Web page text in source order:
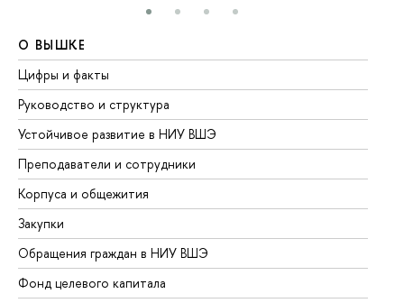
О ВЫШКЕ
Цифры и факты
Руководство и структура
Устойчивое развитие в НИУ ВШЭ
Преподаватели и сотрудники
Корпуса и общежития
Закупки
Обращения граждан в НИУ ВШЭ
Фонд целевого капитала